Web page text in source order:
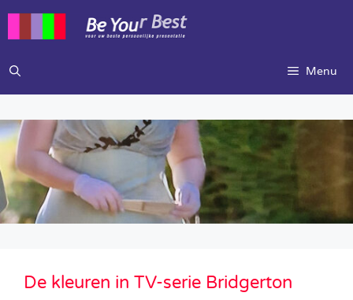
inhoud
Menu
De kleuren in TV-serie Bridgerton